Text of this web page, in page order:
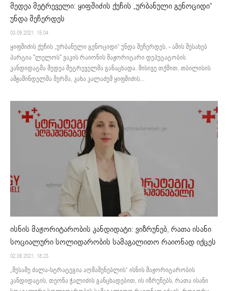
მედეა მეტრეველი: ყიფშიძის ქუჩის „ურბანული გენოციდი“
უნდა შეჩერდეს
03.09.2021. 15:04
ყიფშიძის ქუჩის „ურბანული გენოციდი“ უნდა შეჩერდეს, - ამის შესახებ
პარტია "ლელოს" ვაკის რაიონის მაჟორიტარი დეპუტატობის
კანდიდატმა მედეა მეტრეველმა განაცხადა. მისივე თქმით, თბილისის
ამჟამინდელმა მერმა, კახა კალაძემ ყიფშიძის...
ისნის მაჟორიტარობის კანდიდატი: ვიზრუნებ, რათა ისანი
სოციალური სოლიდარობის სამაგალითო რაიონად იქცეს
02.09.2021. 18:23
„მესამე ძალა-სტრატეგია აღმაშენებლის“ ისნის მაჟორიტარობის
კანდიდატის, თეონა ჭალიძის განცხადებით, ის იზრუნებს, რათა ისანი